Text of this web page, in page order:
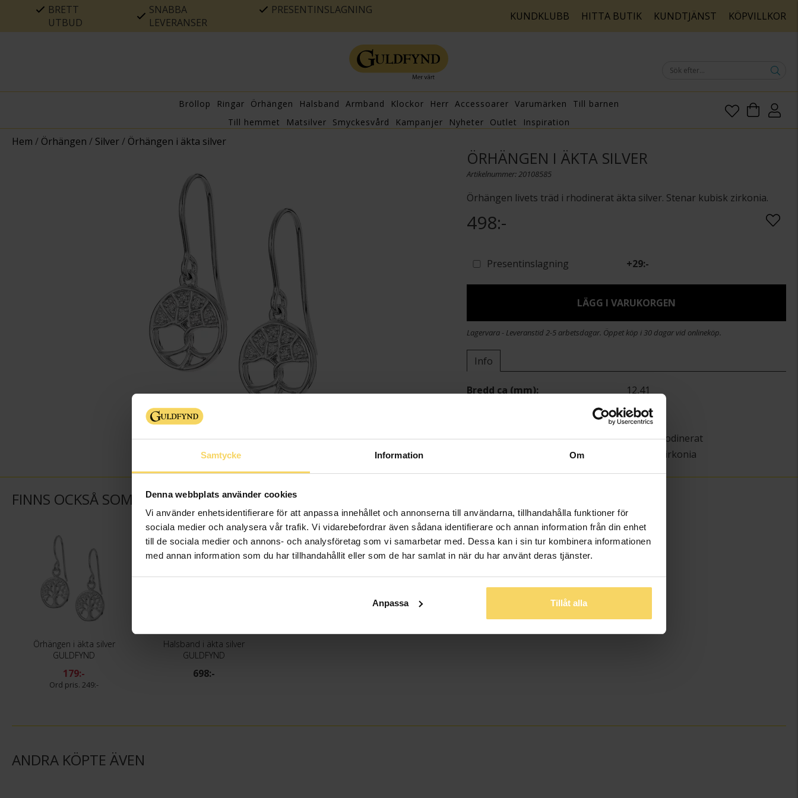
Samtycke Information Om
Denna webbplats använder cookies
Vi använder enhetsidentifierare för att anpassa innehållet och annonserna till användarna, tillhandahålla funktioner för
sociala medier och analysera vår trafik. Vi vidarebefordrar även sådana identifierare och annan information från din enhet
till de sociala medier och annons- och analysföretag som vi samarbetar med. Dessa kan i sin tur kombinera informationen
med annan information som du har tillhandahållit eller som de har samlat in när du har använt deras tjänster.
Anpassa Tillåt alla
BRETT
UTBUD
SNABBA
LEVERANSER
PRESENTINSLAGNING KUNDKLUBB HITTA BUTIK KUNDTJÄNST KÖPVILLKOR
Bröllop Ringar Örhängen Halsband Armband Klockor Herr Accessoarer Varumärken
Till barnen
Till hemmet
Matsilver Smyckesvård Kampanjer Nyheter Outlet Inspiration
Hem / Örhängen / Silver/ Örhängen i äkta silver
ÖRHÄNGEN I ÄKTA SILVER
Artikelnummer: 20108585
Örhängen livets träd i rhodinerat äkta silver. Stenar kubisk zirkonia.
498:-
Presentinslagning +29:-
LÄGG I VARUKORGEN
Lagervara - Leveranstid 2-5 arbetsdagar. Öppet köp i 30 dagar vid onlineköp.
Info
Bredd ca (mm)
12,41
26,66
Guldfynd
Material
Silver,Rhodinerat
Kubisk Zirkonia
FINNS OCKSÅ SOM
Örhängen i äkta silver
GULDFYND
179:-
249:-
Halsband i äkta silver
GULDFYND
698:-
ANDRA KÖPTE ÄVEN